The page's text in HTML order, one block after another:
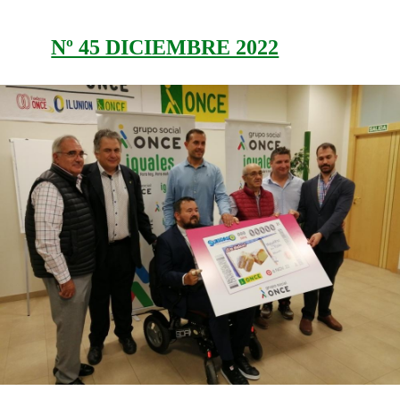
Nº 45 DICIEMBRE 2022